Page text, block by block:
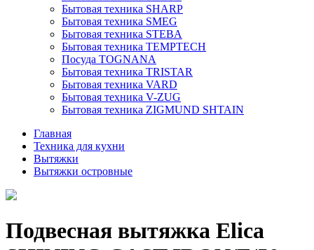
Бытовая техника SHARP
Бытовая техника SMEG
Бытовая техника STEBA
Бытовая техника TEMPTECH
Посуда TOGNANA
Бытовая техника TRISTAR
Бытовая техника VARD
Бытовая техника V-ZUG
Бытовая техника ZIGMUND SHTAIN
Главная
Техника для кухни
Вытяжки
Вытяжки островные
Подвесная вытяжка Elica